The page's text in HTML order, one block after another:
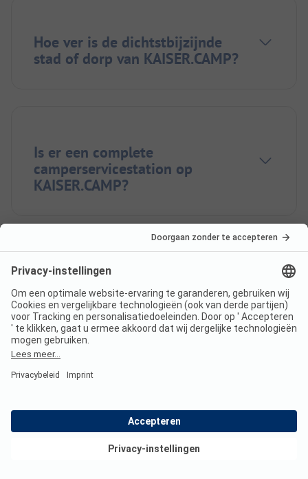
Hoe ver is de dichtstbijzijnde
stad of dorp van KAISER.CAMP?
Is er een complete
camperservicestation op
KAISER.CAMP?
Bekijk deals